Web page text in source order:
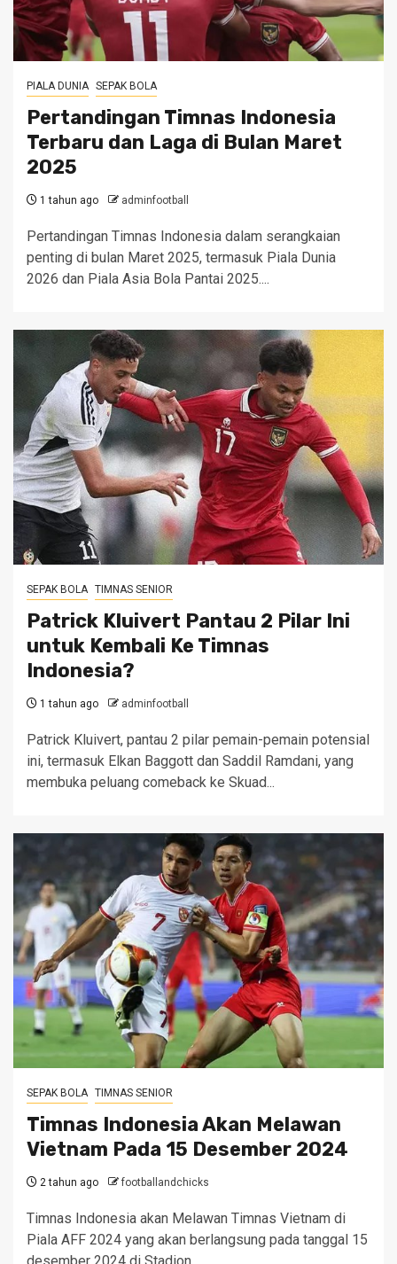
PIALA DUNIA SEPAK BOLA
Pertandingan Timnas Indonesia
Terbaru dan Laga di Bulan Maret
2025
1 tahun ago adminfootball
Pertandingan Timnas Indonesia dalam serangkaian
penting di bulan Maret 2025, termasuk Piala Dunia
2026 dan Piala Asia Bola Pantai 2025....
SEPAK BOLA TIMNAS SENIOR
Patrick Kluivert Pantau 2 Pilar Ini
untuk Kembali Ke Timnas
Indonesia?
1 tahun ago adminfootball
Patrick Kluivert, pantau 2 pilar pemain-pemain potensial
ini, termasuk Elkan Baggott dan Saddil Ramdani, yang
membuka peluang comeback ke Skuad...
SEPAK BOLA TIMNAS SENIOR
Timnas Indonesia Akan Melawan
Vietnam Pada 15 Desember 2024
2 tahun ago footballandchicks
Timnas Indonesia akan Melawan Timnas Vietnam di
Piala AFF 2024 yang akan berlangsung pada tanggal 15